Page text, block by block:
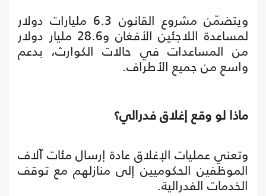
ويتضمّن مشروع القانون 6.3 مليارات دولار
لمساعدة اللاجئين الأفغان و28.6 مليار دولار
من المساعدات في حالات الكوارث، بدعم
واسع من جميع الأطراف.
ماذا لو وقع إغلاق فدرالي؟
وتعني عمليات الإغلاق عادة إرسال مئات آلاف
الموظفين الحكوميين إلى منازلهم مع توقف
الخدمات الفدرالية.